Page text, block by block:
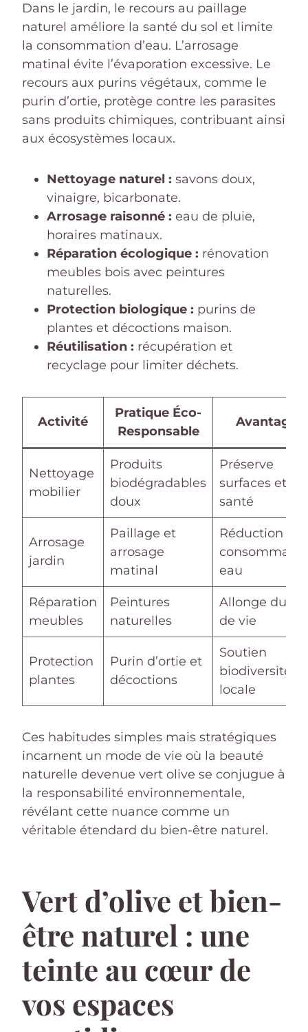
Dans le jardin, le recours au paillage
naturel améliore la santé du sol et limite
la consommation d’eau. L’arrosage
matinal évite l’évaporation excessive. Le
recours aux purins végétaux, comme le
purin d’ortie, protège contre les parasites
sans produits chimiques, contribuant ainsi
aux écosystèmes locaux.
Nettoyage naturel : savons doux,
vinaigre, bicarbonate.
Arrosage raisonné : eau de pluie,
horaires matinaux.
Réparation écologique : rénovation
meubles bois avec peintures
naturelles.
Protection biologique : purins de
plantes et décoctions maison.
Réutilisation : récupération et
recyclage pour limiter déchets.
Activité
Pratique Éco-
Responsable
Avantage
Nettoyage
mobilier
Produits
biodégradables
doux
Préserve
surfaces et
santé
Arrosage
jardin
Paillage et
arrosage
matinal
Réduction
eau
Réparation
meubles
Peintures
naturelles
Allonge durée
de vie
Protection
plantes
Purin d’ortie et
décoctions
Soutien
biodiversité
locale
Ces habitudes simples mais stratégiques
incarnent un mode de vie où la beauté
naturelle devenue vert olive se conjugue à
la responsabilité environnementale,
révélant cette nuance comme un
véritable étendard du bien-être naturel.
Vert d’olive et bien-
être naturel : une
teinte au cœur de
vos espaces